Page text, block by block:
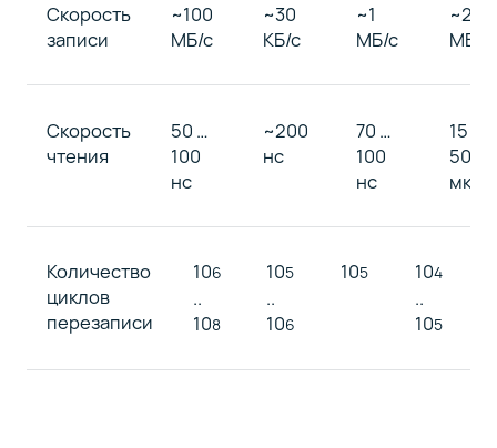
Скорость
записи
~100
МБ/с
~30
КБ/с
~1
МБ/с
~20
МБ/с
Скорость
чтения
50 …
100
нс
~200
нс
70 …
100
нс
15 ..
50
мкс
Количество
циклов
перезаписи
106
..
108
105
..
106
105 104
..
105